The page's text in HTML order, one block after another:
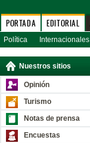
PORTADA EDITORIAL
Política Internacionales
Nuestros sitios
Opinión
Turismo
Notas de prensa
Encuestas